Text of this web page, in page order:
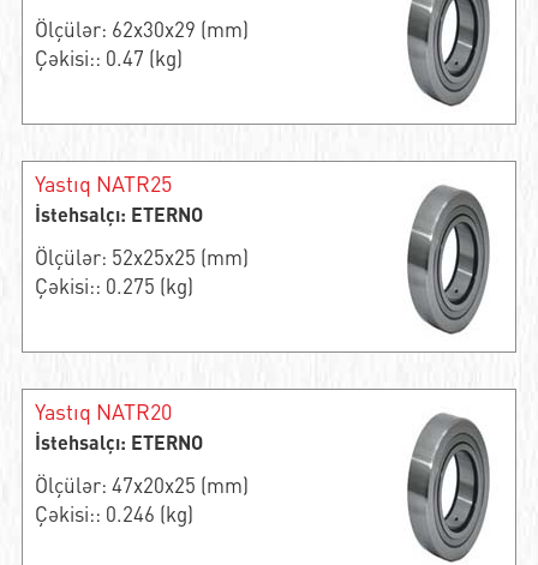
Ölçülər: 62x30x29 (mm)
Çəkisi:: 0.47 (kg)
Yastıq NATR25
İstehsalçı: ETERNO
Ölçülər: 52x25x25 (mm)
Çəkisi:: 0.275 (kg)
Yastıq NATR20
İstehsalçı: ETERNO
Ölçülər: 47x20x25 (mm)
Çəkisi:: 0.246 (kg)